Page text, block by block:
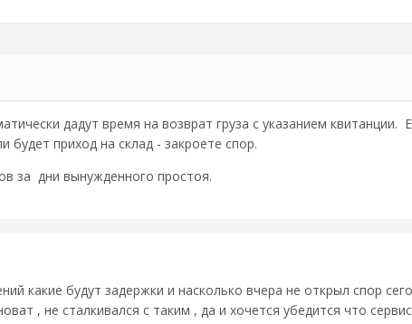
дадут время на возврат груза с указанием квитанции.
будет приход на склад - закроете спор.
за дни вынужденного простоя.
какие будут задержки и насколько вчера не открыл спор
, не сталкивался с таким , да и хочется убедится что